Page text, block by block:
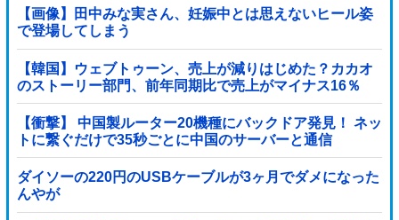
【画像】田中みな実さん、妊娠中とは思えないヒール姿
で登場してしまう
【韓国】ウェブトゥーン、売上が減りはじめた？カカオ
のストーリー部門、前年同期比で売上がマイナス16％
【衝撃】 中国製ルーター20機種にバックドア発見！ ネッ
トに繋ぐだけで35秒ごとに中国のサーバーと通信
ダイソーの220円のUSBケーブルが3ヶ月でダメになった
んやが